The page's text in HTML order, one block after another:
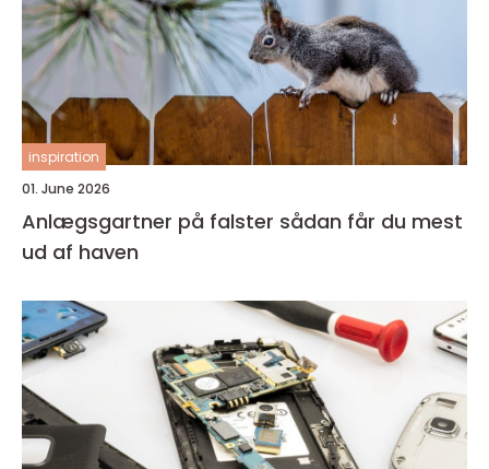
inspiration
01. June 2026
Anlægsgartner på falster sådan får du mest
ud af haven